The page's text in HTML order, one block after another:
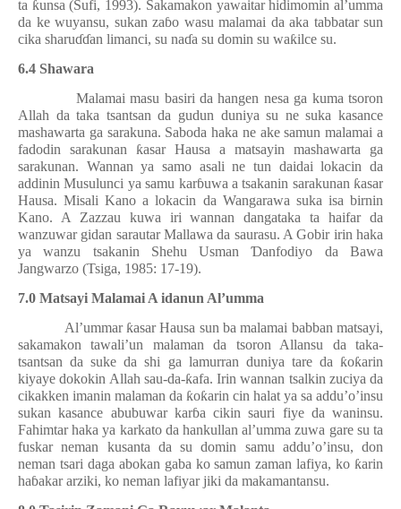
ta ƙunsa (Sufi, 1993). Sakamakon yawaitar hidimomin al’umma
da ke wuyansu, sukan zaɓo wasu malamai da aka tabbatar sun
cika sharuɗɗan limanci, su naɗa su domin su waƙilce su.
6.4 Shawara
Malamai masu basiri da hangen nesa ga kuma tsoron
Allah da taka tsantsan da gudun duniya su ne suka kasance
mashawarta ga sarakuna. Saboda haka ne ake samun malamai a
fadodin sarakunan ƙasar Hausa a matsayin mashawarta ga
sarakunan. Wannan ya samo asali ne tun daidai lokacin da
addinin Musulunci ya samu karɓuwa a tsakanin sarakunan ƙasar
Hausa. Misali Kano a lokacin da Wangarawa suka isa birnin
Kano. A Zazzau kuwa iri wannan dangataka ta haifar da
wanzuwar gidan sarautar Mallawa da saurasu. A Gobir irin haka
ya wanzu tsakanin Shehu UsmanƊanfodiyo da Bawa
Jangwarzo (Tsiga, 1985: 17-19).
7.0 Matsayi Malamai A idanun Al’umma
Al’ummar ƙasar Hausa sun ba malamai babban matsayi,
sakamakon tawali’un malaman da tsoron Allansu da taka-
tsantsan da suke da shi ga lamurran duniya tare da ƙoƙarin
kiyaye dokokin Allah sau-da-ƙafa. Irin wannan tsalkin zuciya da
cikakken imanin malaman da ƙoƙarin cin halat ya sa addu’o’insu
sukan kasance abubuwar karɓa cikin sauri fiye da waninsu.
Fahimtar haka ya karkato da hankullan al’umma zuwa gare su ta
fuskar neman kusanta da su domin samu addu’o’insu, don
neman tsari daga abokan gaba ko samun zaman lafiya, ko ƙarin
haɓakar arziki, ko neman lafiyar jiki da makamantansu.